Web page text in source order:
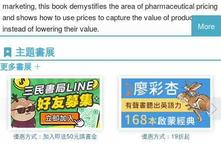
marketing, this book demystifies the area of pharmaceutical pricing
and shows how to use prices to capture the value of products
instead of lowering their value.
More
主題書展
更多書展
優惠方式： 加入即送50元購書金 優惠方式： 19折起